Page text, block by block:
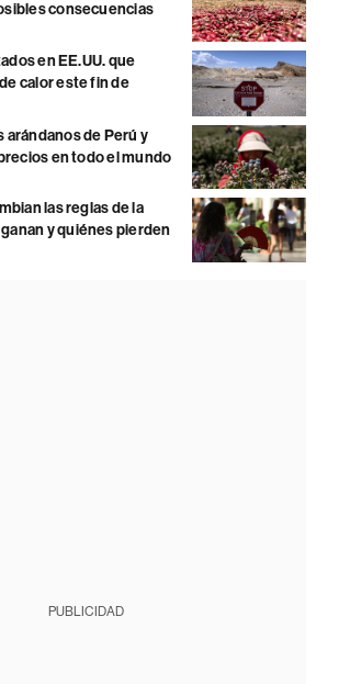
consecuencias
en EE.UU. que
calor este fin de
arándanos de Perú y
en todo el mundo
las reglas de la
y quiénes pierden
PUBLICIDAD